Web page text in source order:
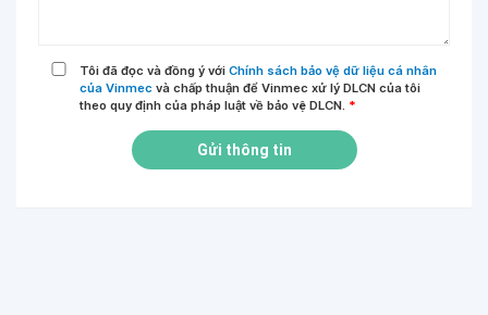
Tôi đã đọc và đồng ý với Chính sách bảo vệ dữ liệu cá nhân
của Vinmec và chấp thuận để Vinmec xử lý DLCN của tôi
theo quy định của pháp luật về bảo vệ DLCN. *
Gửi thông tin